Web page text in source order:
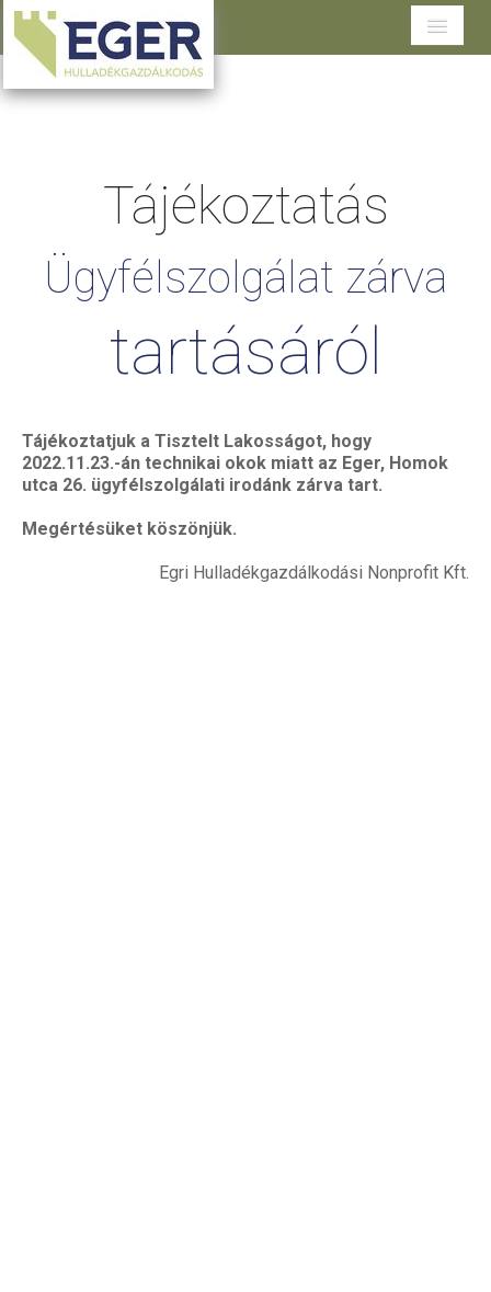
Szolgáltatások területenként
Ügyfélszolgálat
Tájékoztatás
Ügyfélszolgálat zárva
tartásáról
Tájékoztatjuk a Tisztelt Lakosságot, hogy
2022.11.23.-án technikai okok miatt az Eger, Homok
utca 26. ügyfélszolgálati irodánk zárva tart.
Megértésüket köszönjük.
Egri Hulladékgazdálkodási Nonprofit Kft.